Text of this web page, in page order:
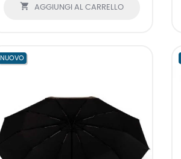
 AGGIUNGI AL CARRELLO
NUOVO